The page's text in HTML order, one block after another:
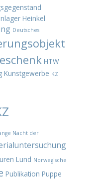
Heinkel
Deutsches
HTW
Kunstgewerbe KZ
Nacht der
Lund Norwegische
Publikation Puppe